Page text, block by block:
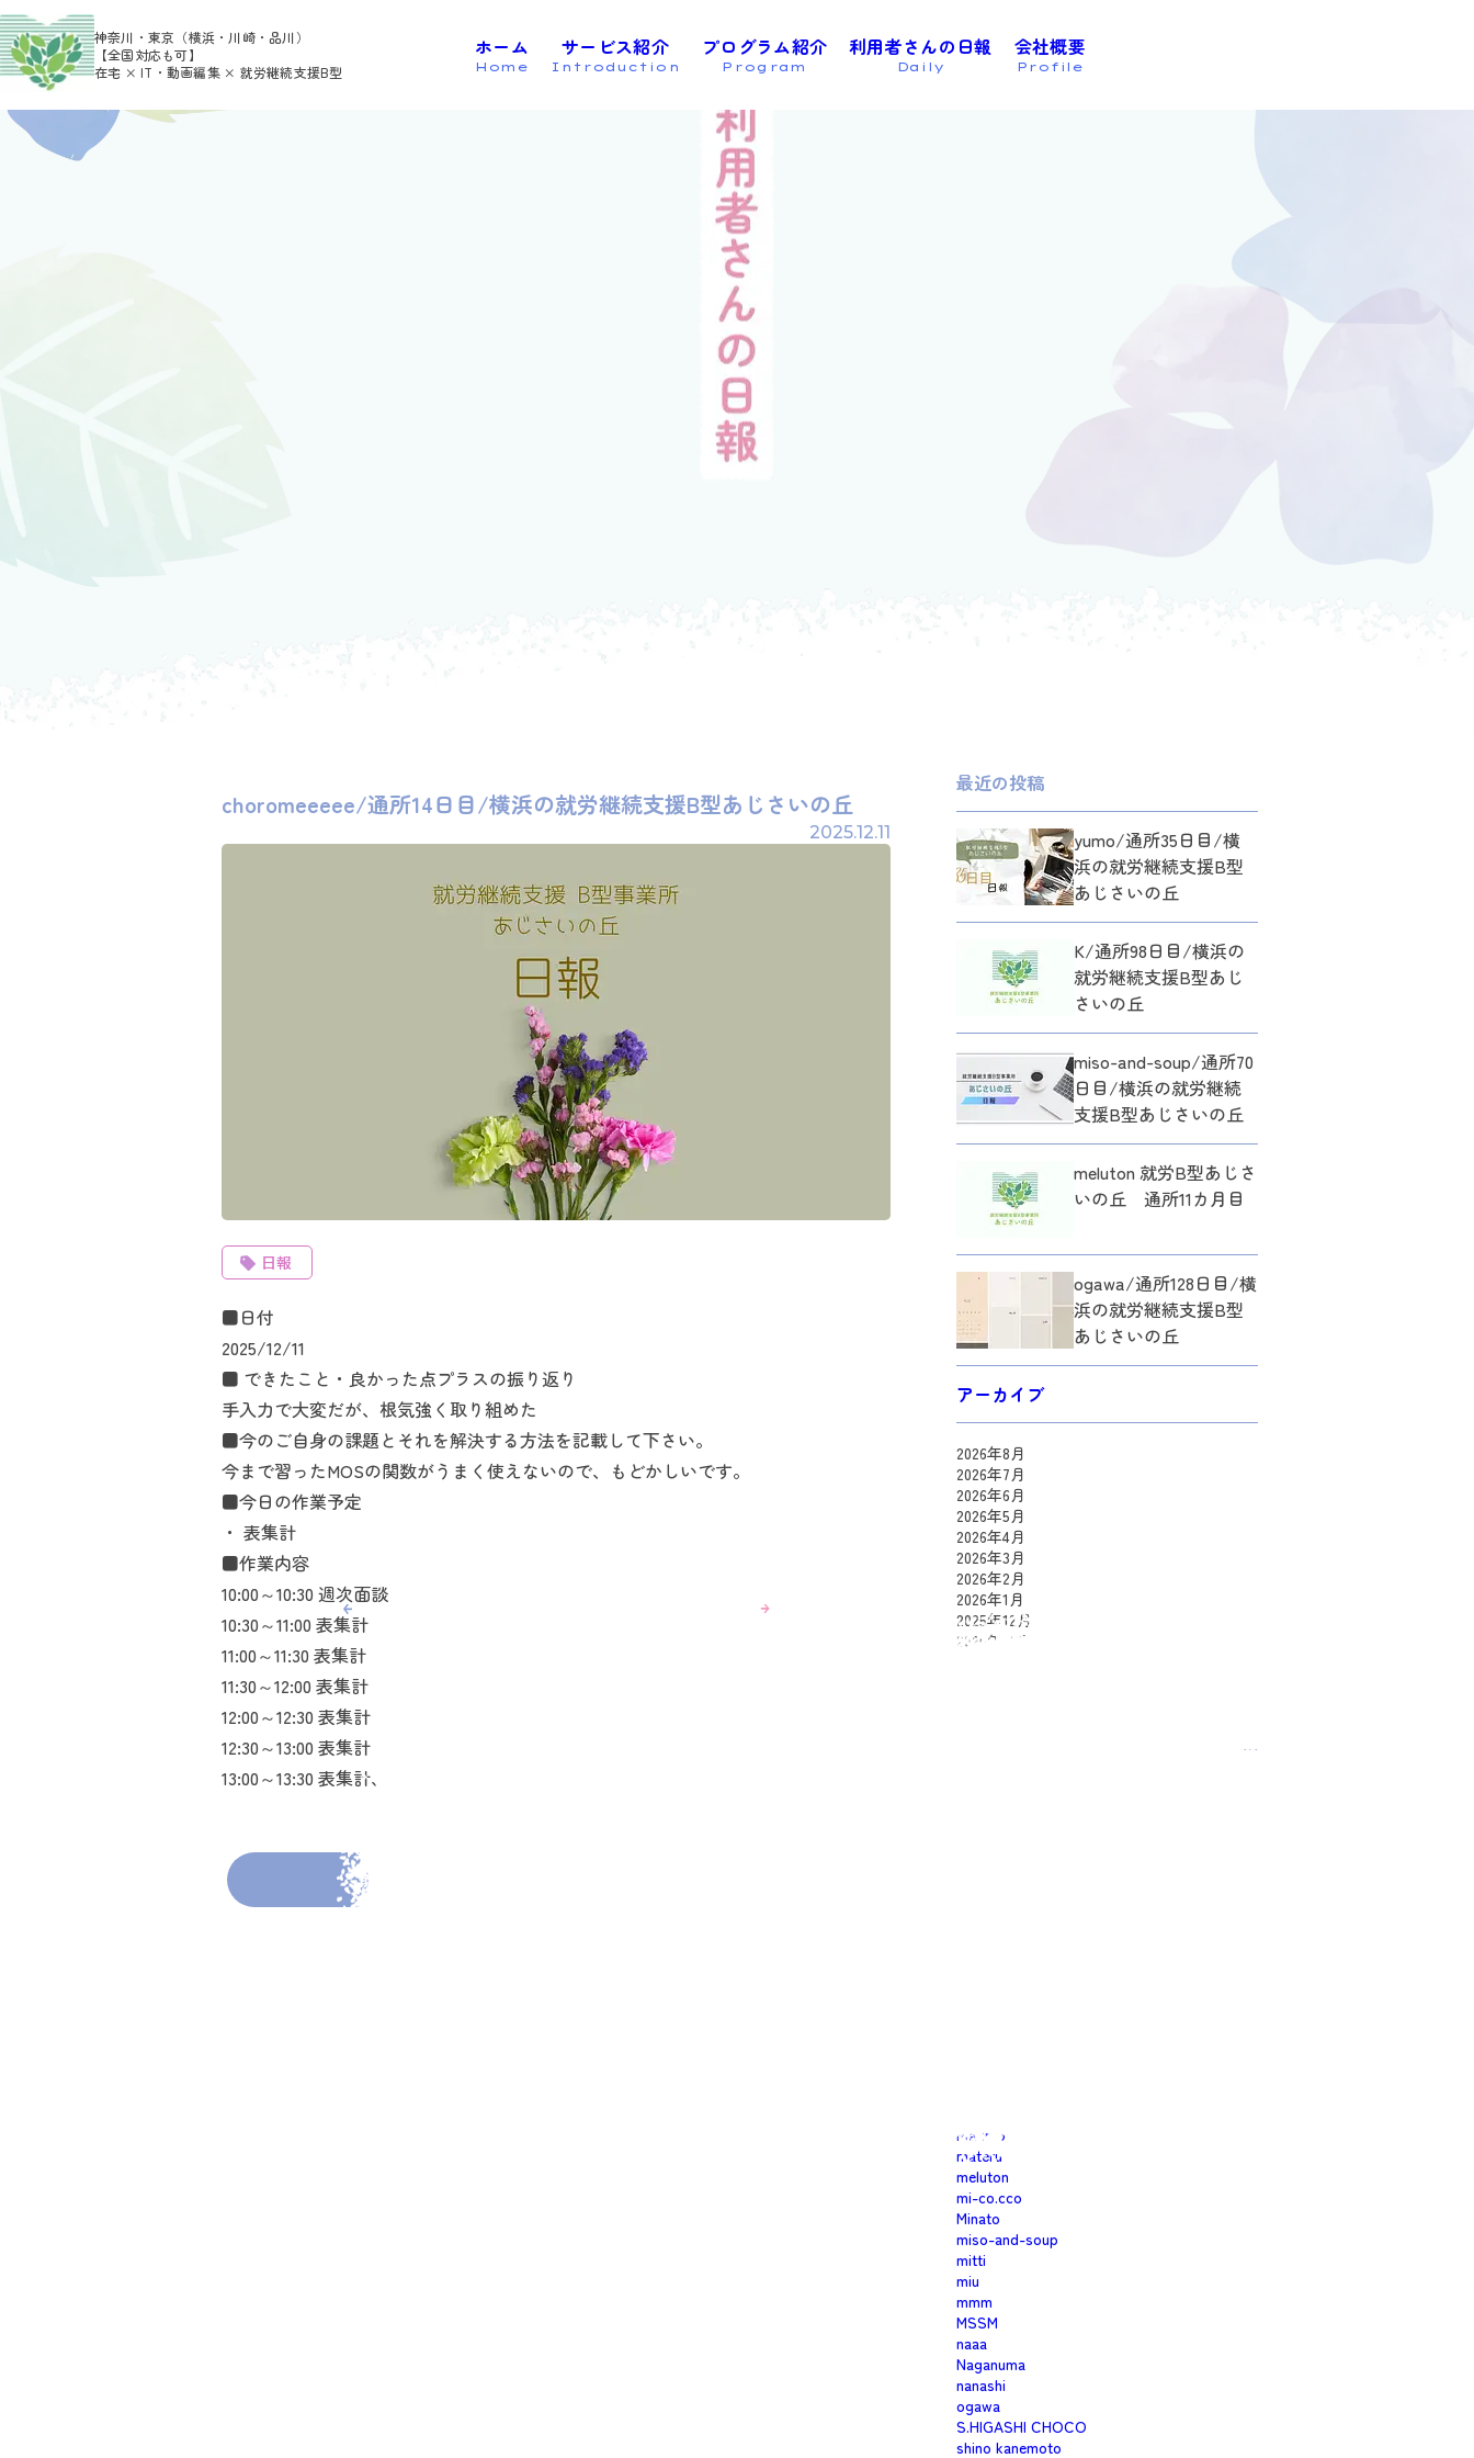
神奈川・東京（横浜・川崎・品川）
【全国対応も可】
在宅 × IT・動画編集 × 就労継続支援B型
ホーム
Home
サービス紹介
Introduction
プログラム紹介
Program
利用者さんの日報
Daily
会社概要
Profile
HOME > 利用者さんの日報
choromeeeee/通所14日目/横浜の就労継続支援B型あじさいの丘
2025.12.11
日報
■日付
2025/12/11
■ できたこと・良かった点プラスの振り返り
手入力で大変だが、根気強く取り組めた
■今のご自身の課題とそれを解決する方法を記載して下さい。
今まで習ったMOSの関数がうまく使えないので、もどかしいです。
■今日の作業予定
・ 表集計
■作業内容
10:00～10:30 週次面談
10:30～11:00 表集計
11:00～11:30 表集計
11:30～12:00 表集計
12:00～12:30 表集計
12:30～13:00 表集計
13:00～13:30 表集計、日報作成
前の投稿へ
最近の投稿
yumo/通所35日目/横
浜の就労継続支援B型
あじさいの丘
K/通所98日目/横浜の
就労継続支援B型あじ
さいの丘
miso-and-soup/通所70
日目/横浜の就労継続
支援B型あじさいの丘
meluton 就労B型あじさ
いの丘 通所11カ月目
ogawa/通所128日目/横
浜の就労継続支援B型
あじさいの丘
アーカイブ
2026年8月
2026年7月
2026年6月
2026年5月
2026年4月
2026年3月
2026年2月
2026年1月
2025年12月
2025年11月
marimo
materu
meluton
mi-co.cco
Minato
miso-and-soup
mitti
miu
mmm
MSSM
naaa
Naganuma
nanashi
ogawa
S.HIGASHI CHOCO
shino kanemoto